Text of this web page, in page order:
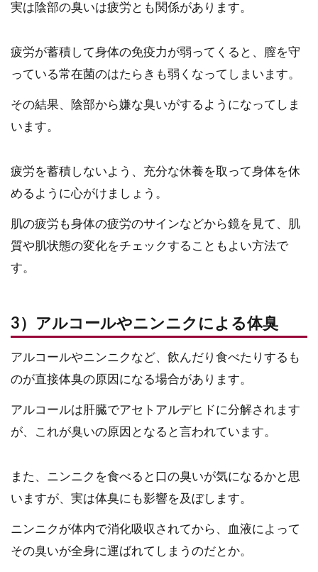
実は陰部の臭いは疲労とも関係があります。
疲労が蓄積して身体の免疫力が弱ってくると、膣を守
っている常在菌のはたらきも弱くなってしまいます。
その結果、陰部から嫌な臭いがするようになってしま
います。
疲労を蓄積しないよう、充分な休養を取って身体を休
めるように心がけましょう。
肌の疲労も身体の疲労のサインなどから鏡を見て、肌
質や肌状態の変化をチェックすることもよい方法で
す。
3）アルコールやニンニクによる体臭
アルコールやニンニクなど、飲んだり食べたりするも
のが直接体臭の原因になる場合があります。
アルコールは肝臓でアセトアルデヒドに分解されます
が、これが臭いの原因となると言われています。
また、ニンニクを食べると口の臭いが気になるかと思
いますが、実は体臭にも影響を及ぼします。
ニンニクが体内で消化吸収されてから、血液によって
その臭いが全身に運ばれてしまうのだとか。